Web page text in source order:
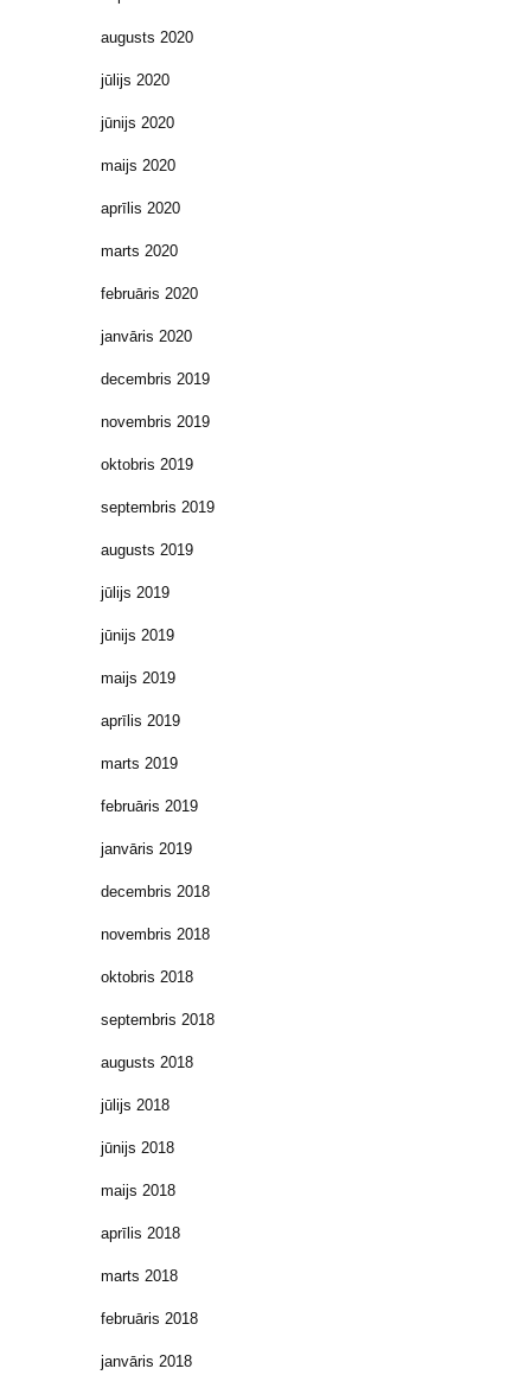
augusts 2020
jūlijs 2020
jūnijs 2020
maijs 2020
aprīlis 2020
marts 2020
februāris 2020
janvāris 2020
decembris 2019
novembris 2019
oktobris 2019
septembris 2019
augusts 2019
jūlijs 2019
jūnijs 2019
maijs 2019
aprīlis 2019
marts 2019
februāris 2019
janvāris 2019
decembris 2018
novembris 2018
oktobris 2018
septembris 2018
augusts 2018
jūlijs 2018
jūnijs 2018
maijs 2018
aprīlis 2018
marts 2018
februāris 2018
janvāris 2018